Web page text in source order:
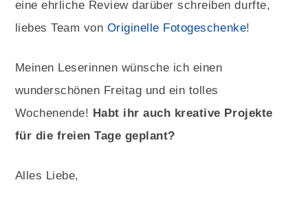
eine ehrliche Review darüber schreiben durfte,
liebes Team von Originelle Fotogeschenke!
Meinen Leserinnen wünsche ich einen
wunderschönen Freitag und ein tolles
Wochenende! Habt ihr auch kreative Projekte
für die freien Tage geplant?
Alles Liebe,